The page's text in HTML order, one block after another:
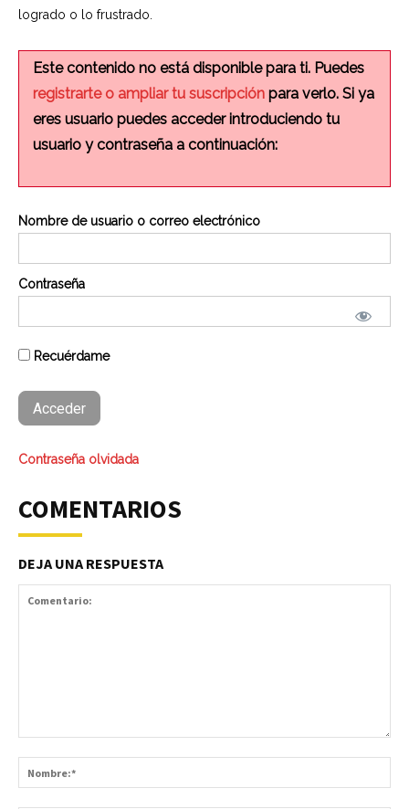
logrado o lo frustrado.
Este contenido no está disponible para ti. Puedes
registrarte o ampliar tu suscripción para verlo. Si ya
eres usuario puedes acceder introduciendo tu
usuario y contraseña a continuación:
Nombre de usuario o correo electrónico
Contraseña
Recuérdame
Contraseña olvidada
COMENTARIOS
DEJA UNA RESPUESTA